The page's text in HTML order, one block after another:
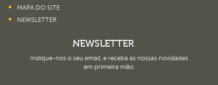
MAPA DO SITE
NEWSLETTER
NEWSLETTER
Indique-nos o seu email, e receba as nossas novidades
em primeira mão.